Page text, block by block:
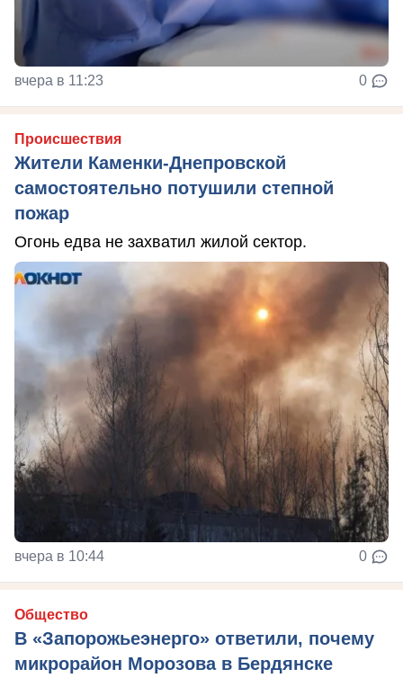
вчера в 11:23 0
Происшествия
Жители Каменки-Днепровской
самостоятельно потушили степной
пожар
Огонь едва не захватил жилой сектор.
вчера в 10:44 0
Общество
В «Запорожьеэнерго» ответили, почему
микрорайон Морозова в Бердянске